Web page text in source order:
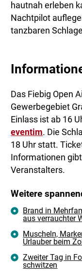
hautnah erleben
Nachtpilot
tanzbaren
Das Fiebig Open
Gewerbegebiet
Einlass ist ab 16
eventim. Die
18 Uhr statt.
Informationen
Veranstalters.
Weitere
Brand in
aus verrauchter
Muscheln,
Urlauber beim
Zweiter Tag in
schwitzen